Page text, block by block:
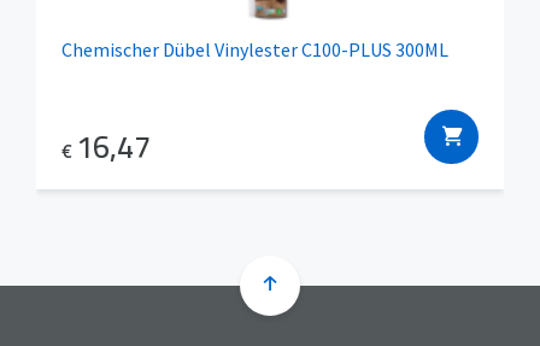
Chemischer Dübel Vinylester C100-PLUS 300ML
€ 16,47